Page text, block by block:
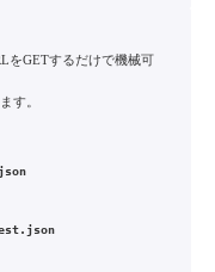
をGETするだけで機械可
す。